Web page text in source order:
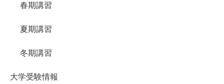
春期講習
夏期講習
冬期講習
大学受験情報